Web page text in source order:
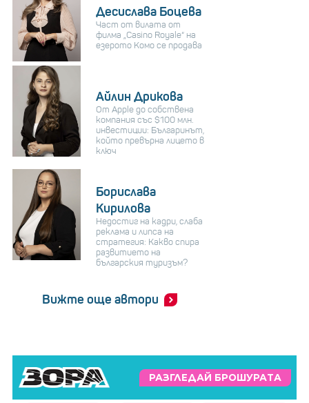
Десислава Боцева
Част от вилата от
филма „Casino Royale“ на
езерото Комо се продава
Айлин Дрикова
От Apple до собствена
компания със $100 млн.
инвестиции: Българинът,
който превърна лицето в
ключ
Борислава
Кирилова
Недостиг на кадри, слаба
реклама и липса на
стратегия: Какво спира
развитието на
българския туризъм?
Вижте още автори
РАЗГЛЕДАЙ БРОШУРАТА